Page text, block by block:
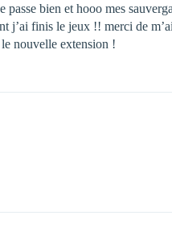
passe bien et hooo mes
j’ai finis le jeux !! merci de
nouvelle extension !